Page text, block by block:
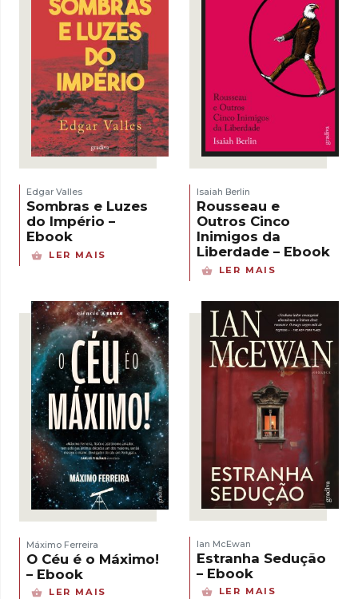
Edgar Valles
Sombras e Luzes
do Império –
Ebook
LER MAIS
Isaiah Berlin
Rousseau e
Outros Cinco
Inimigos da
Liberdade – Ebook
LER MAIS
Máximo Ferreira
O Céu é o Máximo!
– Ebook
LER MAIS
Ian McEwan
Estranha Sedução
– Ebook
LER MAIS